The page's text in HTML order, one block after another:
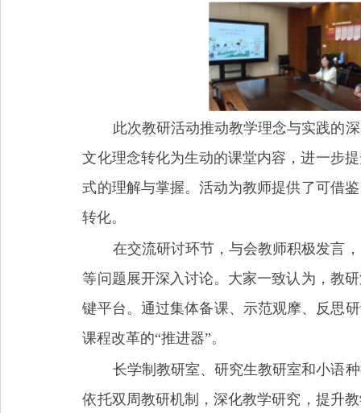
此次教研活动推动教学理念与实践的
文化理念转化为生动的课堂内容，进一步
式的理解与掌握。活动为教师提供了可借
转化。
在交流研讨环节，与会教师积极发言
等问题展开深入讨论。大家一致认为，教
键平台。通过集体备课、示范观摩、反思
课程改革的“推进器”。
长学制教研室、研究生教研室和小语
依托双周教研机制，深化教学研究，提升